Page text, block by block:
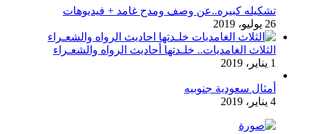
تشكيله كبيره..عن وصف ومدح غامد + فيديوهات
26 يوليو، 2019
الثلاث الغامديات.. خلـدتها أحاديث الرواه والشعـراء
1 يناير، 2019
أمثال سعودية جنوبيه
4 يناير، 2019